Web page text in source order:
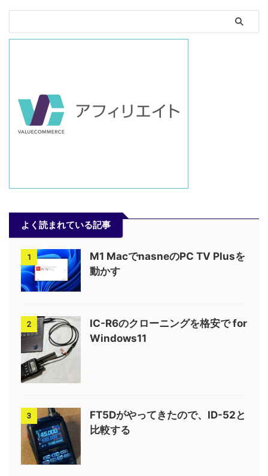
よく読まれている記事
1
M1 MacでnasneのPC TV Plusを
動かす
2
IC-R6のクローニングを格安で for
Windows11
3
FT5Dがやってきたので、ID-52と
比較する